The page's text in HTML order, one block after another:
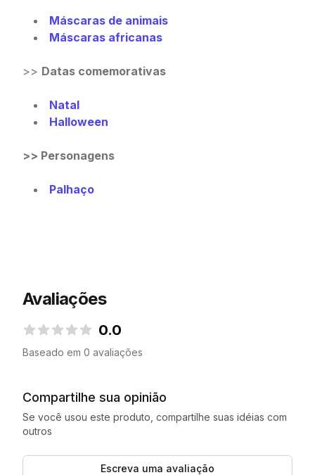
Máscaras de animais
Máscaras africanas
>> Datas comemorativas
Natal
Halloween
>> Personagens
Palhaço
Avaliações
0.0
Baseado em 0 avaliações
Compartilhe sua opinião
Se você usou este produto, compartilhe suas idéias com
outros
Escreva uma avaliação